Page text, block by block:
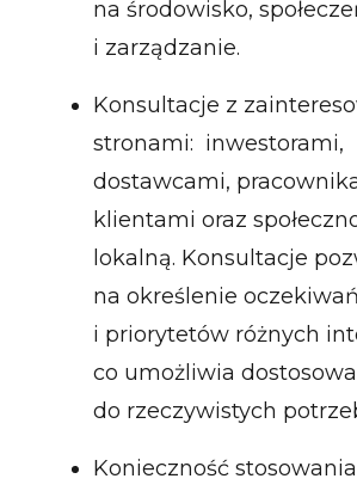
na środowisko,
i zarządzanie.
Konsultacje z
stronami: inwestorami,
dostawcami,
klientami oraz
lokalną. Konsultacje
na określenie oczekiwań
i priorytetów różnych
co umożliwia
do rzeczywistych
Konieczność stosowania